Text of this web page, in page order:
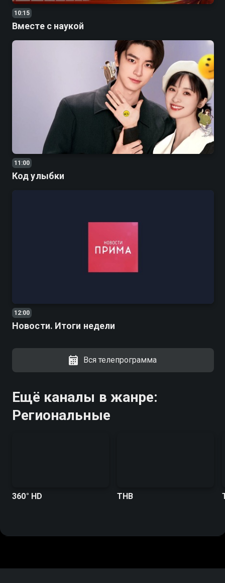
10:15
Вместе с наукой
11:00
Код улыбки
12:00
Новости. Итоги недели
Вся телепрограмма
Ещё каналы в жанре:
Региональные
360° HD ТНВ